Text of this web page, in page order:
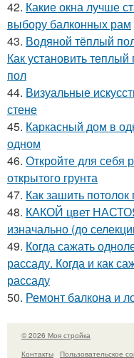
42. Какие окна лучше
выбору балконных рам
43. Водяной тёплый
Как установить
пол
44. Визуальные
стене
45. Каркасный дом в
одном
46. Откройте для себя
открытого грунта
47. Как зашить
48. КАКОЙ цвет
изначально (до
49. Когда сажать
рассаду. Когда и как
рассаду
50. Ремонт балкона и
© 2026 Моя стройка
Контакты
Пользовательское